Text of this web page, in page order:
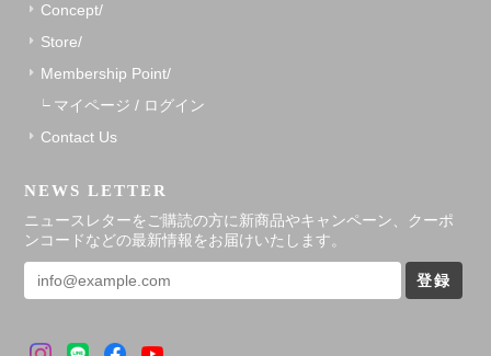
Concept/
Store/
Membership Point/
マイページ / ログイン
Contact Us
NEWS LETTER
ニュースレターをご購読の方に新商品やキャンペーン、クーポ
ンコードなどの最新情報をお届けいたします。
登録